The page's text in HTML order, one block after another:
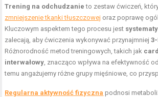
Trening na odchudzanie to zestaw ćwiczeń,
zmniejszenie tkanki tłuszczowej oraz poprawę
Kluczowym aspektem tego procesu jest
zalecają, aby ćwiczenia wykonywać przynajmniej
Różnorodność metod treningowych, takich jak
interwałowy , znacząco wpływa na efektywność
temu angażujemy różne grupy mięśniowe, co
Regularna aktywność fizyczna podnosi